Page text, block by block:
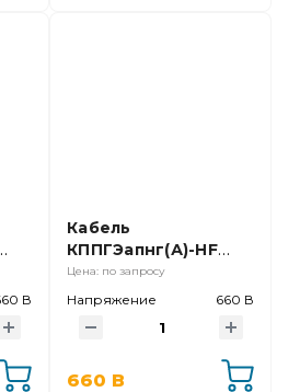
В
660 В
Кабель
КППГЭапнг(А)-HF
4х1,0
Цена: по запросу
Напряжение 660 В